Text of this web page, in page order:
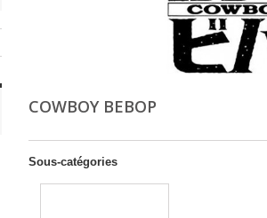
COWBOY BEBOP
Sous-catégories